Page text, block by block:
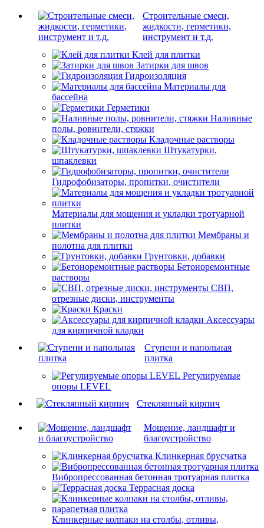
Строительные смеси,
жидкости, герметики,
инструмент и т.д.
Клей для плитки
Затирки для швов
Гидроизоляция
Материалы для
бассейна
Герметики
Наливные
полы, ровнители, стяжки
Кладочные растворы
Штукатурки,
шпаклевки
Гидрофобизаторы, пропитки, очистители
Материалы для мощения и укладки тротуарной
плитки
Мембраны и
полотна для плитки
Грунтовки, добавки
Бетоноремонтные
растворы
СВП,
отрезные диски, инструменты
Краски
Аксессуары
для кирпичной кладки
Ступени и напольная
плитка
Регулируемые
опоры LEVEL
Cтеклянный кирпич
Мощение, ландшафт и
благоустройство
Клинкерная брусчатка
Вибропрессованная бетонная тротуарная плитка
Террасная доска
Клинкерные колпаки на столбы, отливы,